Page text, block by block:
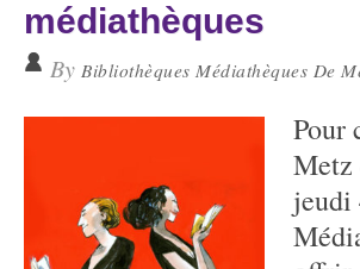
médiathèques
By Bibliothèques Médiathèques De
Pour
Metz
jeudi